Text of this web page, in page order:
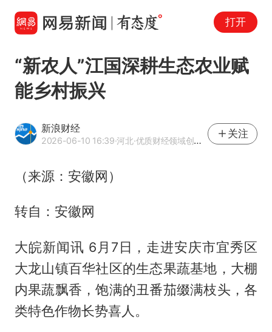
打开
“新农人”江国深耕生态农业赋
能乡村振兴
新浪财经
2026-06-10 16:39·河北·优质财经领域创作者
关注
（来源：安徽网）
转自：安徽网
大皖新闻讯 6月7日，走进安庆市宜秀区
大龙山镇百华社区的生态果蔬基地，大棚
内果蔬飘香，饱满的丑番茄缀满枝头，各
类特色作物长势喜人。